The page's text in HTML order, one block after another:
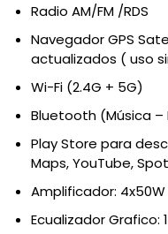
Radio AM/FM /RDS
Navegador GPS
actualizados ( uso
Wi-Fi (2.4G + 5G)
Bluetooth (Música –
Play Store para
Maps, YouTube,
Amplificador: 4x50W
Ecualizador Grafico: